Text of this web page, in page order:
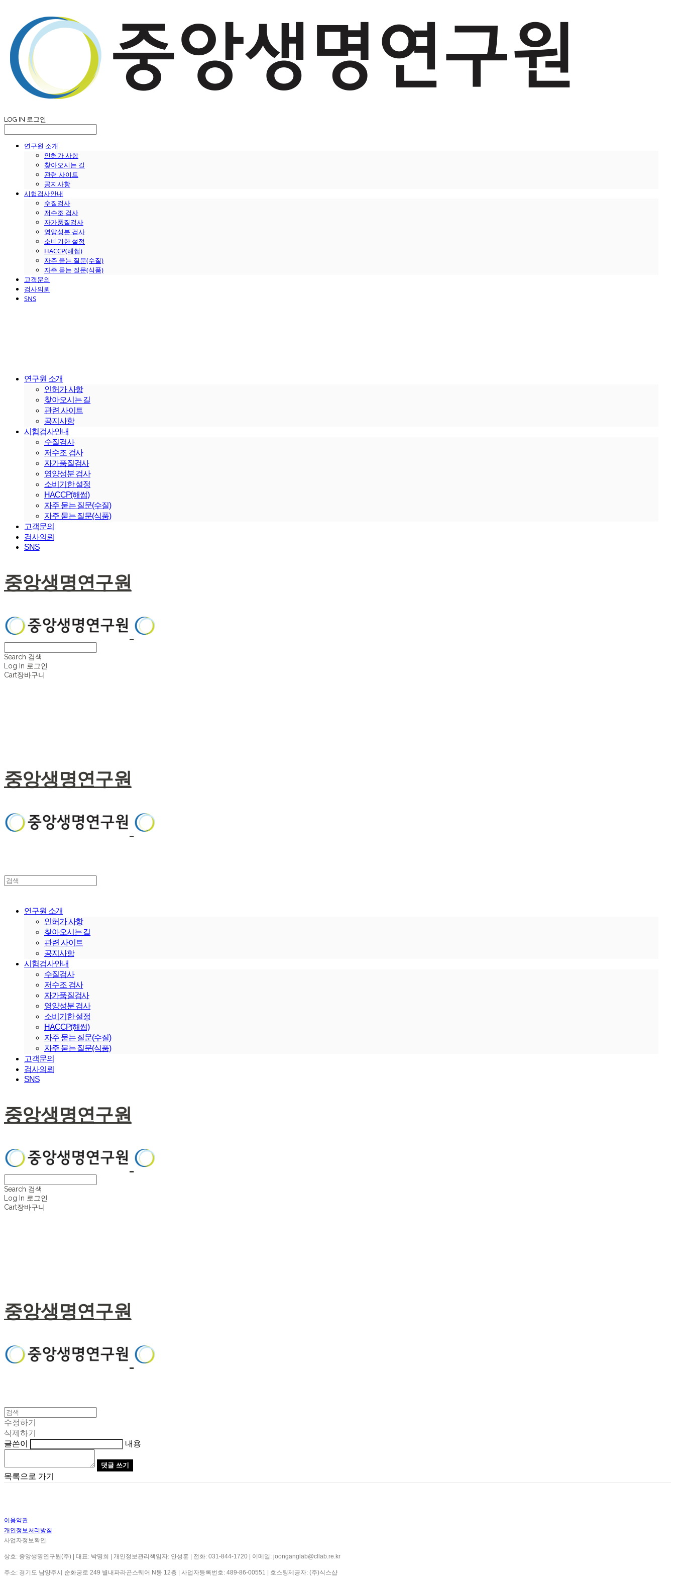
LOG IN 로그인
연구원 소개
인허가 사항
찾아오시는 길
관련 사이트
공지사항
시험검사안내
수질검사
저수조 검사
자가품질검사
영양성분 검사
소비기한 설정
HACCP(해썹)
자주 묻는 질문(수질)
자주 묻는 질문(식품)
고객문의
검사의뢰
SNS
연구원 소개
인허가 사항
찾아오시는 길
관련 사이트
공지사항
시험검사안내
수질검사
저수조 검사
자가품질검사
영양성분 검사
소비기한 설정
HACCP(해썹)
자주 묻는 질문(수질)
자주 묻는 질문(식품)
고객문의
검사의뢰
SNS
중앙생명연구원
Search 검색
Log In 로그인
Cart장바구니
중앙생명연구원
연구원 소개
인허가 사항
찾아오시는 길
관련 사이트
공지사항
시험검사안내
수질검사
저수조 검사
자가품질검사
영양성분 검사
소비기한 설정
HACCP(해썹)
자주 묻는 질문(수질)
자주 묻는 질문(식품)
고객문의
검사의뢰
SNS
중앙생명연구원
Search 검색
Log In 로그인
Cart장바구니
중앙생명연구원
수정하기
삭제하기
글쓴이
내용
댓글 쓰기
목록으로 가기
이용약관
개인정보처리방침
사업자정보확인
상호: 중앙생명연구원(주) | 대표: 박명희 | 개인정보관리책임자: 안성훈 | 전화: 031-844-1720 | 이메일: joonganglab@cllab.re.kr
주소: 경기도 남양주시 순화궁로 249 별내파라곤스퀘어 N동 12층 | 사업자등록번호: 489-86-00551 | 호스팅제공자: (주)식스샵